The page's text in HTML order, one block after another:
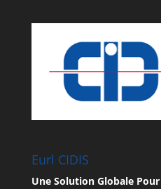
Eurl CIDIS
Une Solution Globale